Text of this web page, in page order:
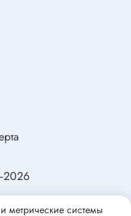
данных
системы